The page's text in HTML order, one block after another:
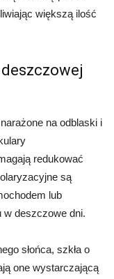
większą ilość
na odblaski i
redukować
są
lub
w deszczowe dni.
słońca, szkła o
one wystarczającą